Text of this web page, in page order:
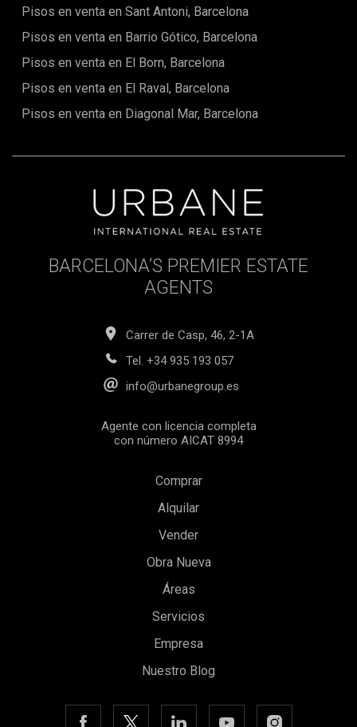
Pisos en venta en Sant Antoni, Barcelona
Pisos en venta en Barrio Gótico, Barcelona
Pisos en venta en El Born, Barcelona
Pisos en venta en El Raval, Barcelona
Pisos en venta en Diagonal Mar, Barcelona
BARCELONA’S PREMIER ESTATE
AGENTS
Carrer de Casp, 46, 2-1A
Tel. +34 935 193 057
info@urbanegroup.es
Agente con licencia completa
con número AICAT 8994
Comprar
Alquilar
Vender
Obra Nueva
Áreas
Servicios
Empresa
Nuestro Blog